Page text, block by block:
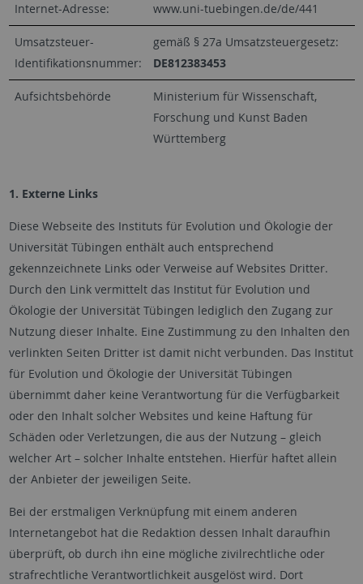
Internet-Adresse: www.uni-tuebingen.de/de/441
Umsatzsteuer-
Identifikationsnummer:
gemäß § 27a Umsatzsteuergesetz:
DE812383453
Aufsichtsbehörde
Ministerium für Wissenschaft,
Forschung und Kunst Baden
Württemberg
1. Externe Links
Diese Webseite des Instituts für Evolution und Ökologie der
Universität Tübingen enthält auch entsprechend
gekennzeichnete Links oder Verweise auf Websites Dritter.
Durch den Link vermittelt das Institut für Evolution und
Ökologie der Universität Tübingen lediglich den Zugang zur
Nutzung dieser Inhalte. Eine Zustimmung zu den Inhalten den
verlinkten Seiten Dritter ist damit nicht verbunden. Das Institut
für Evolution und Ökologie der Universität Tübingen
übernimmt daher keine Verantwortung für die Verfügbarkeit
oder den Inhalt solcher Websites und keine Haftung für
Schäden oder Verletzungen, die aus der Nutzung – gleich
welcher Art – solcher Inhalte entstehen. Hierfür haftet allein
der Anbieter der jeweiligen Seite.
Bei der erstmaligen Verknüpfung mit einem anderen
Internetangebot hat die Redaktion dessen Inhalt daraufhin
überprüft, ob durch ihn eine mögliche zivilrechtliche oder
strafrechtliche Verantwortlichkeit ausgelöst wird. Dort